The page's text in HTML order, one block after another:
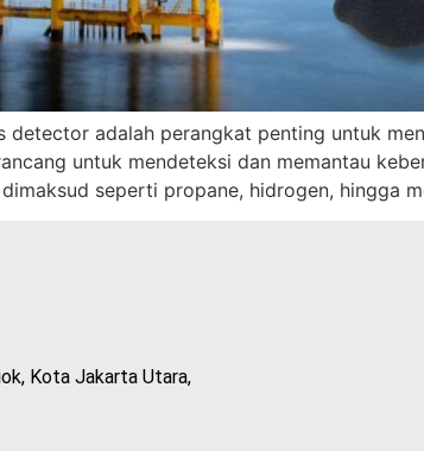
adalah perangkat penting untuk
untuk mendeteksi dan memantau
seperti propane, hidrogen, hingga
Kota Jakarta Utara,